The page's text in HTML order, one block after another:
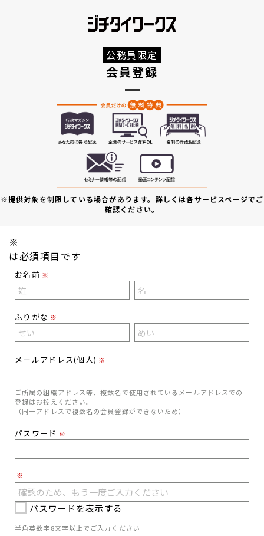
公務員限定
会員登録
※提供対象を制限している場合があります。詳しくは各サービスページでご
確認ください。
※
は必須項目です
お名前 ※
ふりがな ※
メールアドレス(個人) ※
ご所属の組織アドレス等、複数名で使用されているメールアドレスでの
登録はお控えください。
（同一アドレスで複数名の会員登録ができないため）
パスワード ※
※
パスワードを表示する
半角英数字8文字以上でご入力ください